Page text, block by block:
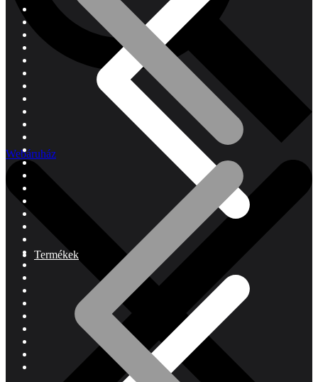
Termékek
Webáruház